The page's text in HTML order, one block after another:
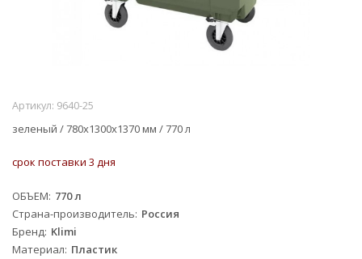
Артикул: 9640-25
зеленый / 780х1300х1370 мм / 770 л
срок поставки 3 дня
ОБЪЕМ 770 л
Страна-производитель Россия
Бренд Klimi
Материал Пластик